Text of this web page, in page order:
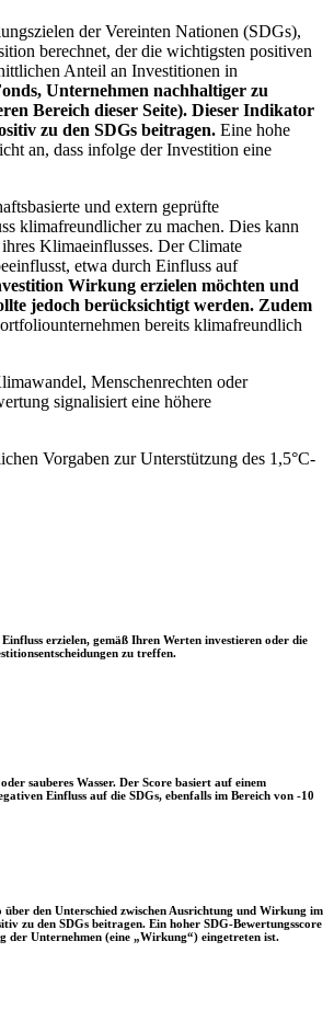
der Vereinten Nationen (SDGs),
berechnet, der die wichtigsten positiven
Anteil an Investitionen in
Unternehmen nachhaltiger zu
Bereich dieser Seite). Dieser Indikator
zu den SDGs beitragen. Eine hohe
an, dass infolge der Investition eine
und extern geprüfte
klimafreundlicher zu machen. Dies kann
Klimaeinflusses. Der Climate
etwa durch Einfluss auf
Wirkung erzielen möchten und
jedoch berücksichtigt werden. Zudem
bereits klimafreundlich
Menschenrechten oder
signalisiert eine höhere
Vorgaben zur Unterstützung des 1,5°C-
erzielen, gemäß Ihren Werten investieren oder die
zu treffen.
sauberes Wasser. Der Score basiert auf einem
Einfluss auf die SDGs, ebenfalls im Bereich von -10
den Unterschied zwischen Ausrichtung und Wirkung im
zu den SDGs beitragen. Ein hoher SDG-Bewertungsscore
der Unternehmen (eine „Wirkung“) eingetreten ist.